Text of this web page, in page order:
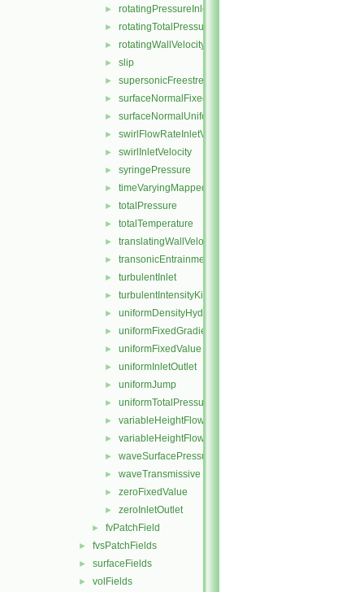
► rotatingPressureInletOutletVelocity
► rotatingTotalPressure
► rotatingWallVelocity
► slip
► supersonicFreestream
► surfaceNormalFixedValue
► surfaceNormalUniformFixedValue
► swirlFlowRateInletVelocity
► swirlInletVelocity
► syringePressure
► timeVaryingMappedFixedValue
► totalPressure
► totalTemperature
► translatingWallVelocity
► transonicEntrainmentPressure
► turbulentInlet
► turbulentIntensityKineticEnergyInlet
► uniformDensityHydrostaticPressure
► uniformFixedGradient
► uniformFixedValue
► uniformInletOutlet
► uniformJump
► uniformTotalPressure
► variableHeightFlowRate
► variableHeightFlowRateInletVelocity
► waveSurfacePressure
► waveTransmissive
► zeroFixedValue
► zeroInletOutlet
► fvPatchField
► fvsPatchFields
► surfaceFields
► volFields